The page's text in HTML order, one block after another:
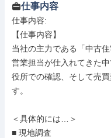
仕事内容
仕事内容:
【仕事内容】
当社の主力である「中古
営業担当が仕入れてきた中
役所での確認、そして売
す。
＜具体的には…＞
■ 現地調査